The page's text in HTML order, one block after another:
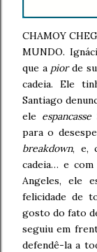
CHAMOY
MUNDO.
que a piorde
cadeia. Ele
Santiago
ele espancasse
para o
breakdown, e,
cadeia… e
Angeles, ele
felicidade de
gosto do fato
seguiu em
defendê-la a